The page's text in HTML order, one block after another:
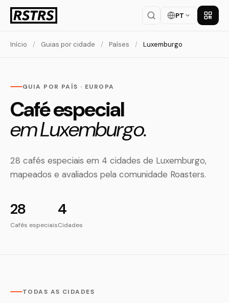
PT Baixar
Início / Guias por cidade / Países / Luxemburgo
GUIA POR PAÍS · EUROPA
Café especial
em Luxemburgo.
28 cafés especiais em 4 cidades de Luxemburgo,
mapeados e avaliados pela comunidade Roasters.
28
Cafés especiais
4
Cidades
TODAS AS CIDADES